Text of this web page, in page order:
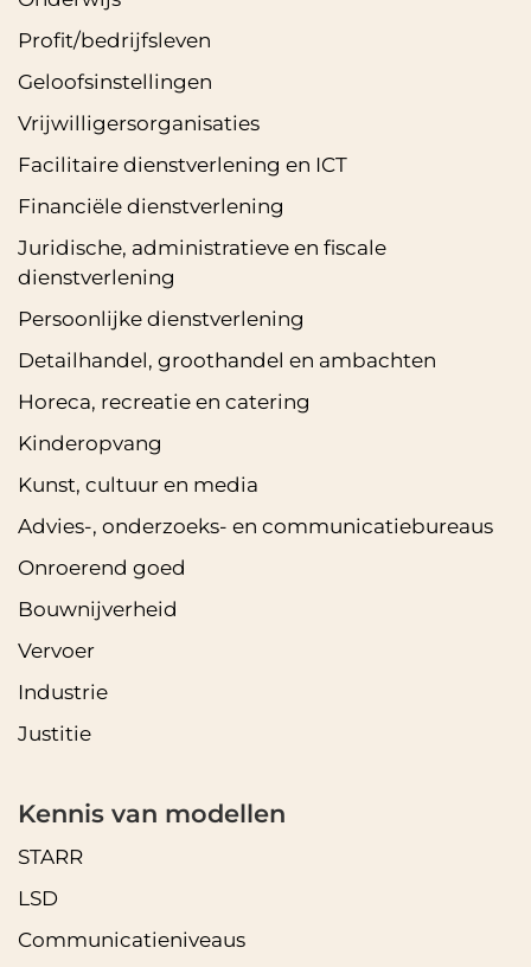
Profit/bedrijfsleven
Geloofsinstellingen
Vrijwilligersorganisaties
Facilitaire dienstverlening en ICT
Financiële dienstverlening
Juridische, administratieve en fiscale
dienstverlening
Persoonlijke dienstverlening
Detailhandel, groothandel en ambachten
Horeca, recreatie en catering
Kinderopvang
Kunst, cultuur en media
Advies-, onderzoeks- en communicatiebureaus
Onroerend goed
Bouwnijverheid
Vervoer
Industrie
Justitie
Kennis van modellen
STARR
LSD
Communicatieniveaus